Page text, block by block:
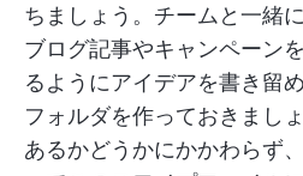
ちましょう。チームと一緒
ブログ記事やキャンペーン
るようにアイデアを書き留
フォルダを作っておきまし
あるかどうかにかかわらず